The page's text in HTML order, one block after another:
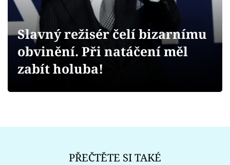
Videa
Sledujte prima+
Slavný režisér čelí bizarnímu
obvinění. Při natáčení měl
zabít holuba!
PŘEČTĚTE SI TAKÉ